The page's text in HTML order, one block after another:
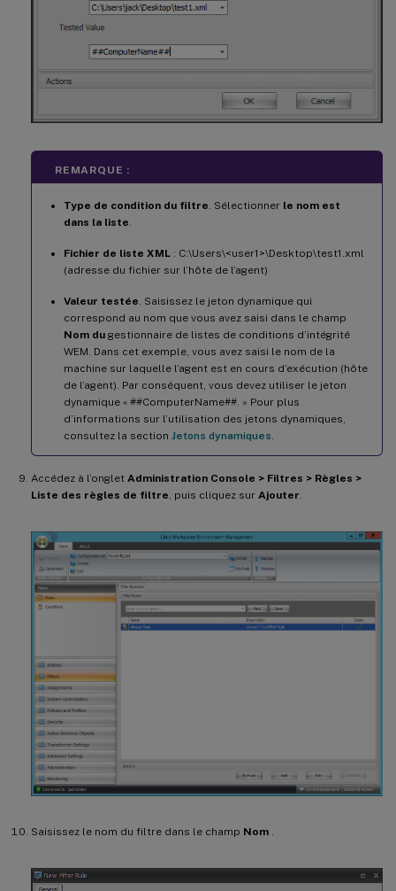
REMARQUE :
Type de condition du filtre . Sélectionner le nom est
dans la liste
Fichier de liste XML : C:\Users\<user1>\Desktop\test1.xml
(adresse du fichier sur l’hôte de l’agent)
Valeur testée . Saisissez le jeton dynamique qui
correspond au nom que vous avez saisi dans le champ
Nom du gestionnaire de listes de conditions d’intégrité
WEM. Dans cet exemple, vous avez saisi le nom de la
machine sur laquelle l’agent est en cours d’exécution (hôte
de l’agent). Par conséquent, vous devez utiliser le jeton
dynamique « ##ComputerName##. » Pour plus
d’informations sur l’utilisation des jetons dynamiques,
consultez la section Jetons dynamiques
Accédez à l’onglet Administration Console > Filtres > Règles >
Liste des règles de filtre , puis cliquez sur Ajouter
Saisissez le nom du filtre dans le champ Nom